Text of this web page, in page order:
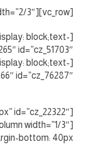
[vc_row][vc_column width=”2/3″]
block;text-
block;text-
cz_image]
bottom: 40px